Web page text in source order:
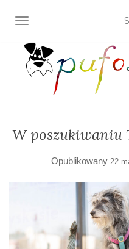
TOGGLE NAVIGATION
W poszukiwaniu
Opublikowany 22